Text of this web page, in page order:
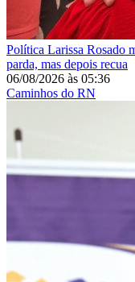
Política Larissa Rosado
parda, mas depois recua
06/08/2026 às 05:36
Caminhos do RN